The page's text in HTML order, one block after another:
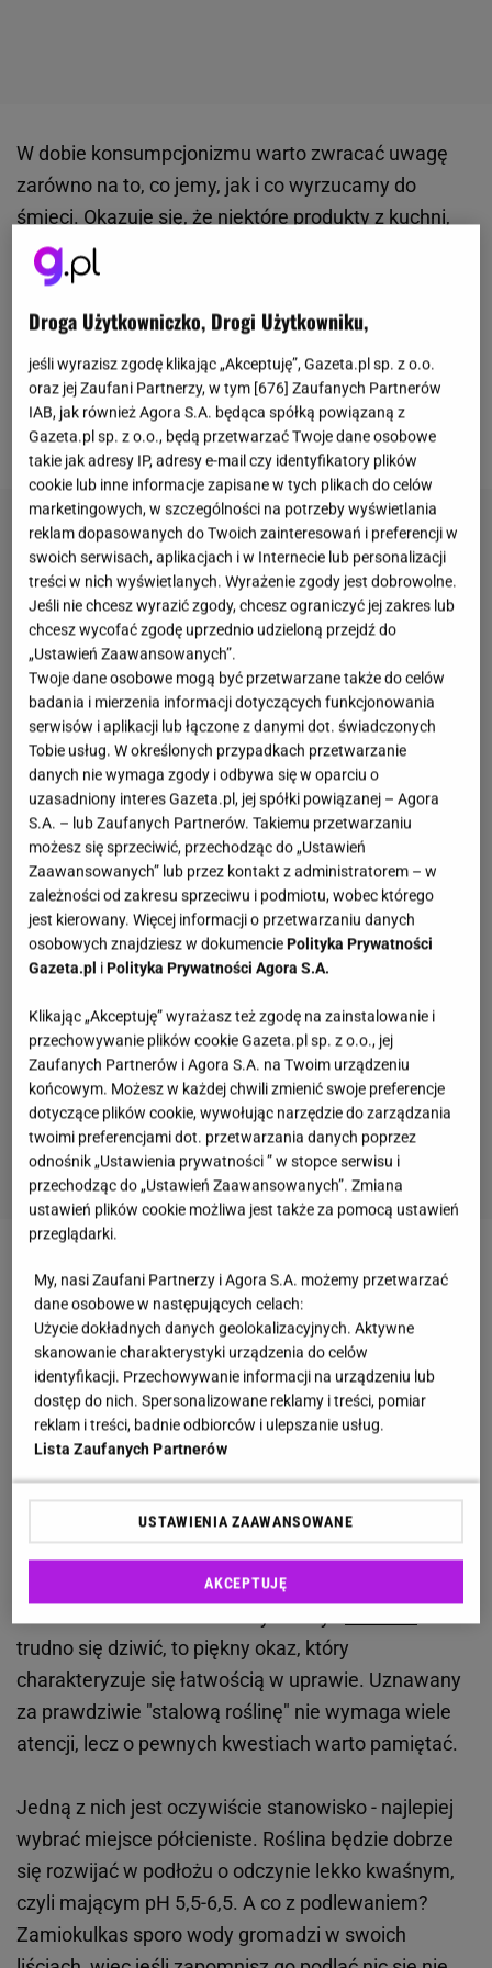
W dobie konsumpcjonizmu warto zwracać uwagę
zarówno na to, co jemy, jak i co wyrzucamy do
śmieci. Okazuje się, że niektóre produkty z kuchni,
które lądują w koszu, mogą nadać się do
przygotowania domowych nawozów, więc tym
samym nie zostaną zmarnowane. Mowa między
bochenek zaczyna się psuć, nie skazuj go na straty,
lecz zaserwuj zamiokulkasowi.Roślinaodwdzięczy
się pięknymi liśćmi.
Zobacz wideo Wiosna w lutym? Kwitną kwiaty,
pszczoły budzą się do życia, a na termometrach 15
stopni!
Ziemia do zamiokulkasa i inne zasady pielęgnacji.
Odpowiednia uprawa to klucz do sukcesu
Zamiokulkas w ostatnich latach przeżył prawdziwy
, ponieważ powrócił do łask ogrodników.
biurach i na szkolnych korytarzach, a dziś ma go w
trudno się dziwić, to piękny okaz, który
charakteryzuje się łatwością w uprawie. Uznawany
za prawdziwie "stalową roślinę" nie wymaga wiele
atencji, lecz o pewnych kwestiach warto pamiętać.
Jedną z nich jest oczywiście stanowisko - najlepiej
wybrać miejsce półcieniste. Roślina będzie dobrze
się rozwijać w podłożu o odczynie lekko kwaśnym,
czyli mającym pH 5,5-6,5. A co z podlewaniem?
Zamiokulkas sporo wody gromadzi w swoich
Droga Użytkowniczko, Drogi Użytkowniku,
jeśli wyrazisz zgodę klikając „Akceptuję”, Gazeta.pl sp. z o.o.
oraz jej Zaufani Partnerzy, w tym [676] Zaufanych Partnerów
IAB, jak również Agora S.A. będąca spółką powiązaną z
Gazeta.pl sp. z o.o., będą przetwarzać Twoje dane osobowe
takie jak adresy IP, adresy e-mail czy identyfikatory plików
cookie lub inne informacje zapisane w tych plikach do celów
marketingowych, w szczególności na potrzeby wyświetlania
reklam dopasowanych do Twoich zainteresowań i preferencji w
swoich serwisach, aplikacjach i w Internecie lub personalizacji
treści w nich wyświetlanych. Wyrażenie zgody jest dobrowolne.
Jeśli nie chcesz wyrazić zgody, chcesz ograniczyć jej zakres lub
chcesz wycofać zgodę uprzednio udzieloną przejdź do
„Ustawień Zaawansowanych”.
Twoje dane osobowe mogą być przetwarzane także do celów
badania i mierzenia informacji dotyczących funkcjonowania
serwisów i aplikacji lub łączone z danymi dot. świadczonych
Tobie usług. W określonych przypadkach przetwarzanie
danych nie wymaga zgody i odbywa się w oparciu o
uzasadniony interes Gazeta.pl, jej spółki powiązanej – Agora
S.A. – lub Zaufanych Partnerów. Takiemu przetwarzaniu
możesz się sprzeciwić, przechodząc do „Ustawień
Zaawansowanych” lub przez kontakt z administratorem – w
zależności od zakresu sprzeciwu i podmiotu, wobec którego
jest kierowany. Więcej informacji o przetwarzaniu danych
osobowych znajdziesz w dokumenciePolityka Prywatności
Gazeta.pl iPolityka Prywatności Agora S.A.
Klikając „Akceptuję” wyrażasz też zgodę na zainstalowanie i
przechowywanie plików cookie Gazeta.pl sp. z o.o., jej
Zaufanych Partnerów i Agora S.A. na Twoim urządzeniu
końcowym. Możesz w każdej chwili zmienić swoje preferencje
dotyczące plików cookie, wywołując narzędzie do zarządzania
twoimi preferencjami dot. przetwarzania danych poprzez
odnośnik „Ustawienia prywatności ” w stopce serwisu i
przechodząc do „Ustawień Zaawansowanych”. Zmiana
ustawień plików cookie możliwa jest także za pomocą ustawień
przeglądarki.
My, nasi Zaufani Partnerzy i Agora S.A. możemy przetwarzać
dane osobowe w następujących celach:
Użycie dokładnych danych geolokalizacyjnych. Aktywne
skanowanie charakterystyki urządzenia do celów
identyfikacji. Przechowywanie informacji na urządzeniu lub
dostęp do nich. Spersonalizowane reklamy i treści, pomiar
reklam i treści, badnie odbiorców i ulepszanie usług.
Lista Zaufanych Partnerów
USTAWIENIA ZAAWANSOWANE
AKCEPTUJĘ